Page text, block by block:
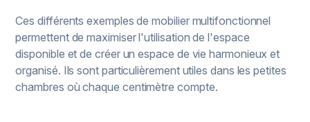
Ces différents exemples de mobilier multifonctionnel
permettent de maximiser l'utilisation de l'espace
disponible et de créer un espace de vie harmonieux et
organisé. Ils sont particulièrement utiles dans les petites
chambres où chaque centimètre compte.